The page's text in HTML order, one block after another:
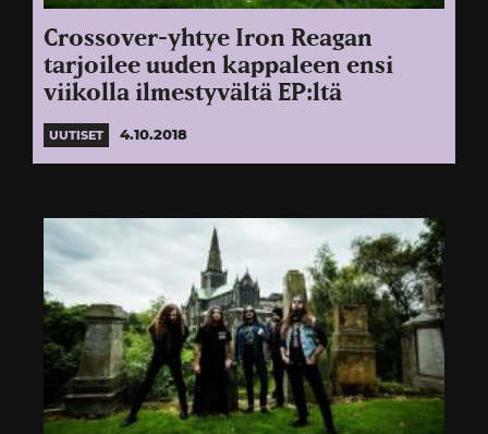
Crossover-yhtye Iron Reagan
tarjoilee uuden kappaleen ensi
viikolla ilmestyvältä EP:ltä
UUTISET 4.10.2018